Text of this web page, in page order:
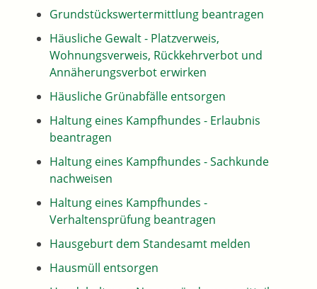
Grundstückswertermittlung beantragen
Häusliche Gewalt - Platzverweis,
Wohnungsverweis, Rückkehrverbot und
Annäherungsverbot erwirken
Häusliche Grünabfälle entsorgen
Haltung eines Kampfhundes - Erlaubnis
beantragen
Haltung eines Kampfhundes - Sachkunde
nachweisen
Haltung eines Kampfhundes -
Verhaltensprüfung beantragen
Hausgeburt dem Standesamt melden
Hausmüll entsorgen